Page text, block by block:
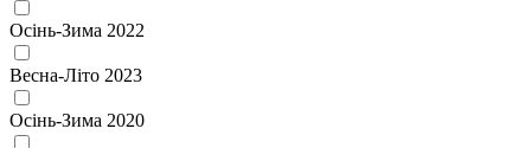
Осінь-Зима 2022
Весна-Літо 2023
Осінь-Зима 2020